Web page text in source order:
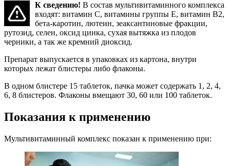
К сведению! В состав мультивитаминного комплекса
входят: витамин С, витамины группы Е, витамин В2,
бета-каротин, лютеин, зеаксантиновые фракции,
рутозид, селен, оксид цинка, сухая вытяжка из плодов
черники, а так же кремний диоксид.
Препарат выпускается в упаковках из картона, внутри
которых лежат блистеры либо флаконы.
В одном блистере 15 таблеток, пачка может содержать 1, 2, 4,
6, 8 блистеров. Флаконы вмещают 30, 60 или 100 таблеток.
Показания к применению
Мультивитаминный комплекс показан к применению при: